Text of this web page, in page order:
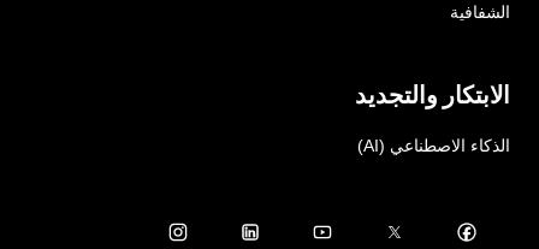
الشفافية
الابتكار والتجديد
الذكاء الاصطناعي (AI)